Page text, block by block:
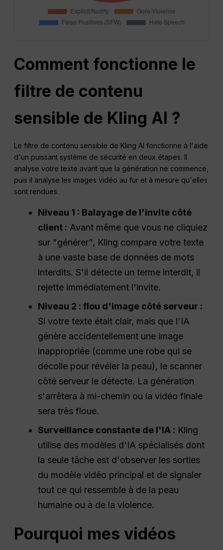
Comment fonctionne le
filtre de contenu
sensible de Kling AI ?
Le filtre de contenu sensible de Kling AI fonctionne à l'aide
d'un puissant système de sécurité en deux étapes. Il
analyse votre texte avant que la génération ne commence,
puis il analyse les images vidéo au fur et à mesure qu'elles
sont rendues.
Niveau 1 : Balayage de l'invite côté
client : Avant même que vous ne cliquiez
sur "générer", Kling compare votre texte
à une vaste base de données de mots
interdits. S'il détecte un terme interdit, il
rejette immédiatement l'invite.
Niveau 2 : flou d'image côté serveur :
Si votre texte était clair, mais que l'IA
génère accidentellement une image
inappropriée (comme une robe qui se
décolle pour révéler la peau), le scanner
côté serveur le détecte. La génération
s'arrêtera à mi-chemin ou la vidéo finale
sera très floue.
Surveillance constante de l'IA : Kling
utilise des modèles d'IA spécialisés dont
la seule tâche est d'observer les sorties
du modèle vidéo principal et de signaler
tout ce qui ressemble à de la peau
humaine ou à de la violence.
Pourquoi mes vidéos